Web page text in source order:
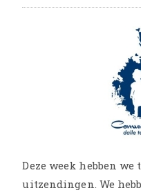
Deze week hebben we
uitzendingen. We